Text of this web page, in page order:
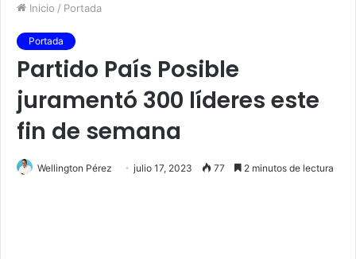
Inicio / Portada
Portada
Partido País Posible
juramentó 300 líderes este
fin de semana
Wellington Pérez julio 17, 2023 77 2 minutos de lectura